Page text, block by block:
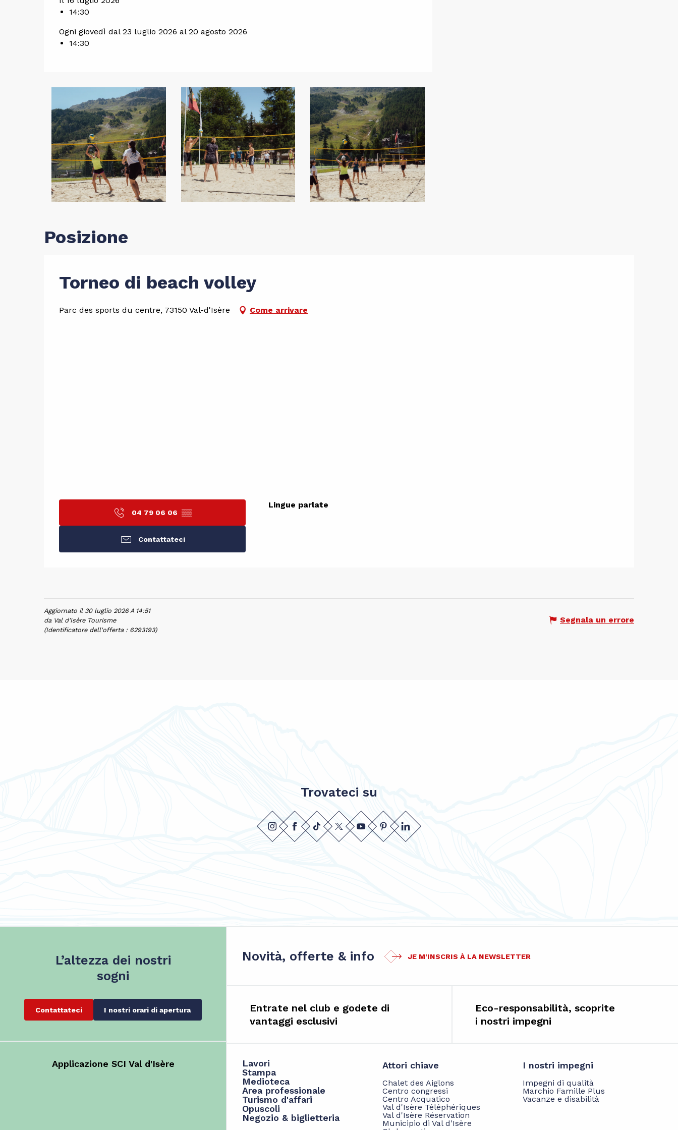
14:30
Ogni giovedì dal 23 luglio 2026 al 20 agosto 2026
14:30
Posizione
Torneo di beach volley
Parc des sports du centre, 73150 Val-d'Isère Come arrivare
04 79 06 06 ▒▒
Contattateci
Lingue parlate
Lingue parlate
Aggiornato il 30 luglio 2026 A 14:51
da Val d'Isère Tourisme
(Identificatore dell'offerta : 6293193)
Segnala un errore
Trovateci su
L’altezza dei nostri
sogni
Contattateci I nostri orari di apertura
Applicazione SCI Val d'Isère
Novità, offerte & info JE M'INSCRIS À LA NEWSLETTER
Entrate nel club e godete di
vantaggi esclusivi
Eco-responsabilità, scoprite
i nostri impegni
Lavori
Stampa
Medioteca
Area professionale
Turismo d'affari
Opuscoli
Negozio & biglietteria
Attori chiave
Chalet des Aiglons
Centro congressi
Centro Acquatico
Val d'Isère Téléphériques
Val d'Isère Réservation
Municipio di Val d'Isère
I nostri impegni
Impegni di qualità
Marchio Famille Plus
Vacanze e disabilità